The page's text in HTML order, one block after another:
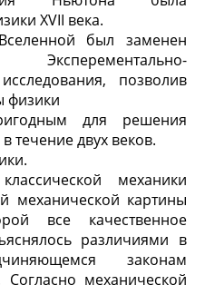
XVII века.
был заменен
позволив
физики
для решения
течение двух веков.
механики
механической картины
все качественное
различиями в
законам
механической